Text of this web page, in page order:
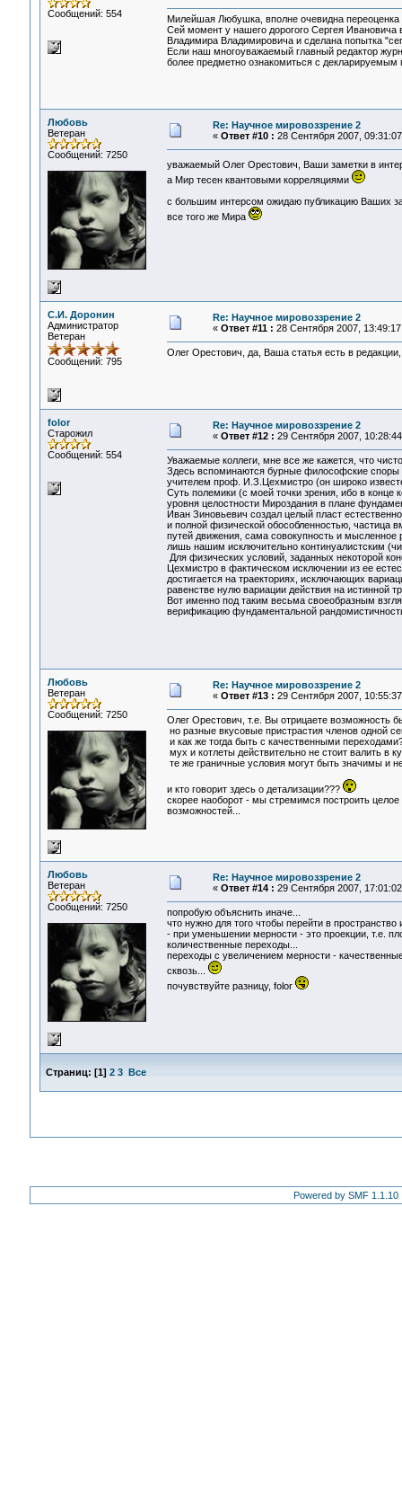
Сообщений: 554
Милейшая Любушка, вполне очевидна переоценка
Сей момент у нашего дорогого Сергея Ивановича
Владимира Владимировича и сделана попытка
Если наш многоуважаемый главный редактор
более предметно ознакомиться с
Любовь
Ветеран
Сообщений: 7250
Re: Научное мировоззрение 2
« Ответ #10 : 28 Сентября 2007,
уважаемый Олег Орестович, Ваши заметки в
а Мир тесен квантовыми корреляциями
с большим интерсом ожидаю публикацию Ваших
все того же Мира
С.И. Доронин
Администратор
Ветеран
Сообщений: 795
Re: Научное мировоззрение 2
« Ответ #11 : 28 Сентября 2007,
Олег Орестович, да, Ваша статья есть в
folor
Старожил
Сообщений: 554
Re: Научное мировоззрение 2
« Ответ #12 : 29 Сентября 2007,
Уважаемые коллеги, мне все же кажется, что
Здесь вспоминаются бурные философские
учителем проф. И.З.Цехмистро (он широко
Суть полемики (с моей точки зрения, ибо в
уровня целостности Мироздания в плане
Иван Зиновьевич создал целый пласт
и полной физической обособленностью, частица
путей движения, сама совокупность и
лишь нашим исключительно континуалистским
Для физических условий, заданных некоторой
Цехмистро в фактическом исключении из ее
достигается на траекториях, исключающих
равенстве нулю вариации действия на истинной
Вот именно под таким весьма своеобразным
верификацию фундаментальной
Любовь
Ветеран
Сообщений: 7250
Re: Научное мировоззрение 2
« Ответ #13 : 29 Сентября 2007,
Олег Орестович, т.е. Вы отрицаете возможность
но разные вкусовые пристрастия членов одной
и как же тогда быть с качественными
мух и котлеты действительно не стоит валить в
те же граничные условия могут быть значимы и
и кто говорит здесь о детализации???
скорее наоборот - мы стремимся построить
возможностей...
Любовь
Ветеран
Сообщений: 7250
Re: Научное мировоззрение 2
« Ответ #14 : 29 Сентября 2007,
попробую объяснить иначе...
что нужно для того чтобы перейти в пространство
- при уменьшении мерности - это проекции, т.е.
количественные переходы...
переходы с увеличением мерности -
сквозь...
почувствуйте разницу, folor
Страниц: [1] 2 3 Все
Powered by SMF 1.1.10